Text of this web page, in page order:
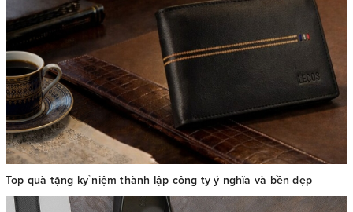
Top quà tặng kỷ niệm thành lập công ty ý nghĩa và bền đẹp